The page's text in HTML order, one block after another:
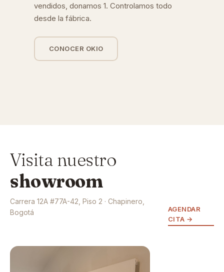
vendidos, donamos 1. Controlamos todo
desde la fábrica.
CONOCER OKIO
Visita nuestro
showroom
Carrera 12A #77A-42, Piso 2 · Chapinero,
Bogotá
AGENDAR
CITA →